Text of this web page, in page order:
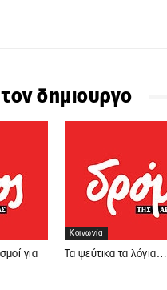
δημιουργο
για
Κοινωνία
Τα ψεύτικα τα λόγια…